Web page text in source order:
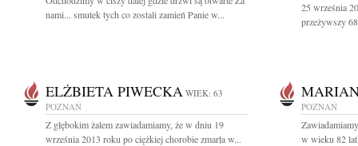
nami... smutek tych co zostali zamień Panie w...
25 września
przeżywszy
ELŻBIETA PIWECKA WIEK: 63
POZNAŃ
Z głębokim żalem zawiadamiamy, że w dniu 19
września 2013 roku po ciężkiej chorobie zmarła w...
POZNAŃ
w wieku 82 lat